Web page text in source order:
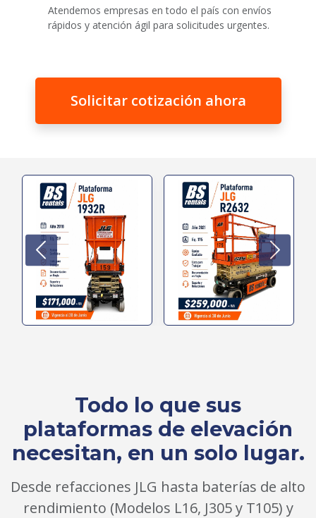
Atendemos empresas en todo el país con envíos
rápidos y atención ágil para solicitudes urgentes.
Solicitar cotización ahora
Todo lo que sus
plataformas de elevación
necesitan, en un solo lugar.
Desde refacciones JLG hasta baterías de alto
rendimiento (Modelos L16, J305 y T105) y